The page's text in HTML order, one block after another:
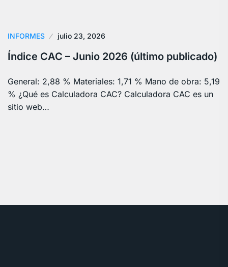
INFORMES julio 23, 2026
Índice CAC – Junio 2026 (último publicado)
General: 2,88 % Materiales: 1,71 % Mano de obra: 5,19
% ¿Qué es Calculadora CAC? Calculadora CAC es un
sitio web…